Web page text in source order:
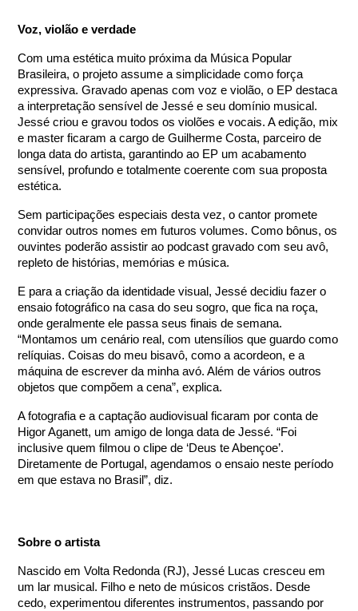
Voz, violão e verdade
Com uma estética muito próxima da Música Popular
Brasileira, o projeto assume a simplicidade como força
expressiva. Gravado apenas com voz e violão, o EP destaca
a interpretação sensível de Jessé e seu domínio musical.
Jessé criou e gravou todos os violões e vocais. A edição, mix
e master ficaram a cargo de Guilherme Costa, parceiro de
longa data do artista, garantindo ao EP um acabamento
sensível, profundo e totalmente coerente com sua proposta
estética.
Sem participações especiais desta vez, o cantor promete
convidar outros nomes em futuros volumes. Como bônus, os
ouvintes poderão assistir ao podcast gravado com seu avô,
repleto de histórias, memórias e música.
E para a criação da identidade visual, Jessé decidiu fazer o
ensaio fotográfico na casa do seu sogro, que fica na roça,
onde geralmente ele passa seus finais de semana.
“Montamos um cenário real, com utensílios que guardo como
relíquias. Coisas do meu bisavô, como a acordeon, e a
máquina de escrever da minha avó. Além de vários outros
objetos que compõem a cena”, explica.
A fotografia e a captação audiovisual ficaram por conta de
Higor Aganett, um amigo de longa data de Jessé. “Foi
inclusive quem filmou o clipe de ‘Deus te Abençoe’.
Diretamente de Portugal, agendamos o ensaio neste período
em que estava no Brasil”, diz.
Sobre o artista
Nascido em Volta Redonda (RJ), Jessé Lucas cresceu em
um lar musical. Filho e neto de músicos cristãos. Desde
cedo, experimentou diferentes instrumentos, passando por